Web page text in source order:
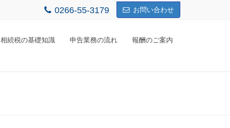
0266-55-3179 お問い合わせ
相続税の基礎知識 申告業務の流れ 報酬のご案内